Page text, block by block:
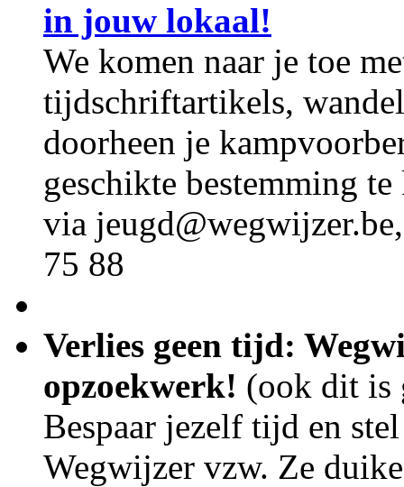
in jouw lokaal!
We komen naar je toe
tijdschriftartikels,
doorheen je
geschikte bestemming
via
75 88
Verlies geen tijd:
opzoekwerk! (ook dit is
Bespaar jezelf tijd en
Wegwijzer vzw. Ze